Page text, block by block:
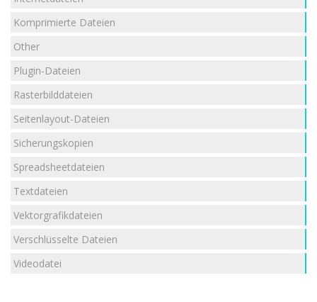
Komprimierte Dateien
Other
Plugin-Dateien
Rasterbilddateien
Seitenlayout-Dateien
Sicherungskopien
Spreadsheetdateien
Textdateien
Vektorgrafikdateien
Verschlüsselte Dateien
Videodatei